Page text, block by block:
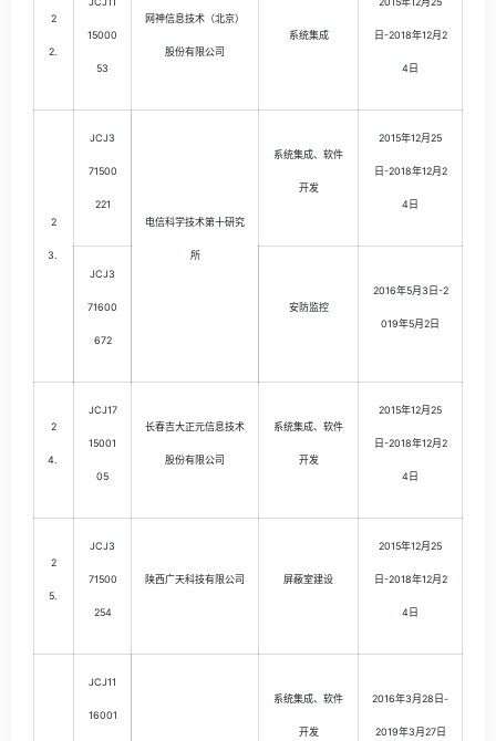
2
2.
15000
53
网神信息技术（北京）
股份有限公司
系统集成 日-2018年12月2
4日
2
3.
JCJ3
71500
221
电信科学技术第十研究
所
系统集成、软件
开发
2015年12月25
日-2018年12月2
4日
JCJ3
71600
672
安防监控
2016年5月3日-2
019年5月2日
2
4.
JCJ17
15001
05
长春吉大正元信息技术
股份有限公司
系统集成、软件
开发
2015年12月25
日-2018年12月2
4日
2
5.
JCJ3
71500
254
陕西广天科技有限公司 屏蔽室建设
2015年12月25
日-2018年12月2
4日
JCJ11
16001
系统集成、软件
开发
2016年3月28日-
2019年3月27日